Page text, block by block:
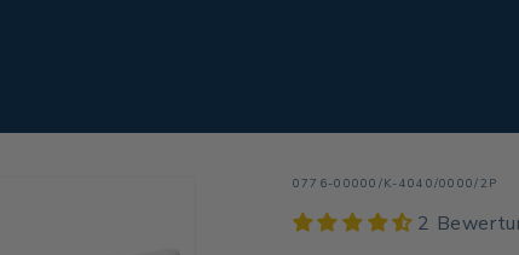
SKU:
0776-00000/K-4040/0000/2P
2